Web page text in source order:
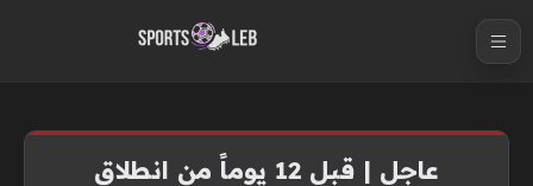
عاجل | قبل 12 يوماً من انطلاق